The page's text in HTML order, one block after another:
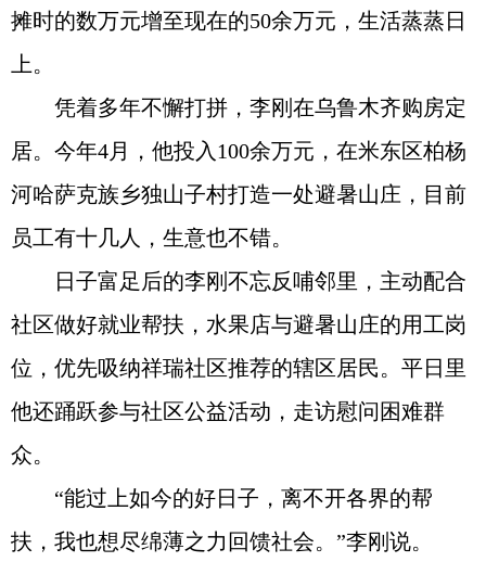
摊时的数万元增至现在的50余万元，生活蒸蒸日
上。
凭着多年不懈打拼，李刚在乌鲁木齐购房定
居。今年4月，他投入100余万元，在米东区柏杨
河哈萨克族乡独山子村打造一处避暑山庄，目前
员工有十几人，生意也不错。
日子富足后的李刚不忘反哺邻里，主动配合
社区做好就业帮扶，水果店与避暑山庄的用工岗
位，优先吸纳祥瑞社区推荐的辖区居民。平日里
他还踊跃参与社区公益活动，走访慰问困难群
众。
“能过上如今的好日子，离不开各界的帮
扶，我也想尽绵薄之力回馈社会。”李刚说。